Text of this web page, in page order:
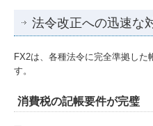
法令改正への迅速な
FX2は、各種法令に完全準拠した
す。
消費税の記帳要件が完璧